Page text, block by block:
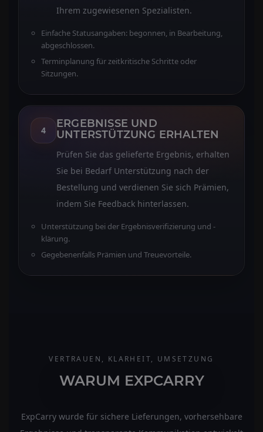
Ihrem zugewiesenen Spezialisten.
Einfache Statusangaben: begonnen, in Bearbeitung,
abgeschlossen.
Terminplanung für zeitkritische Schritte oder
Sitzungen.
4
ERGEBNISSE UND
UNTERSTÜTZUNG ERHALTEN
Prüfen Sie das gelieferte Ergebnis, erhalten
Sie bei Bedarf Unterstützung nach der
Bestellung und verdienen Sie sich Prämien,
indem Sie Feedback hinterlassen.
Unterstützung bei der Ergebnisverifizierung und -
klärung.
Gegebenenfalls Prämien und Treuevorteile.
VERTRAUEN, KLARHEIT, UMSETZUNG
WARUM EXPCARRY
ExpCarry wurde für sichere Lieferungen, vorhersehbare